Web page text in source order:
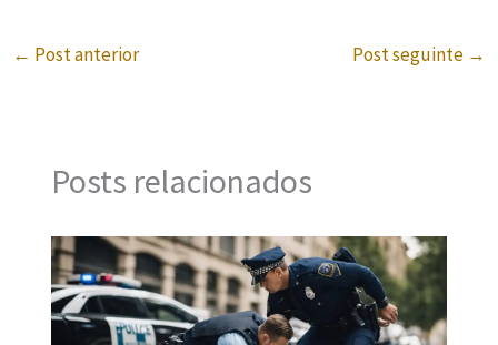
← Post anterior Post seguinte →
Posts relacionados